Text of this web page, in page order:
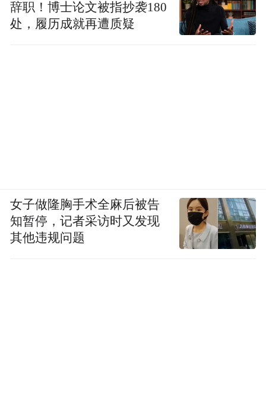
辞职！博士论文被指抄袭180
处，履历成就再遭质疑
女子做隆胸手术全麻后被告
知暂停，记者采访时又发现
其他违规问题